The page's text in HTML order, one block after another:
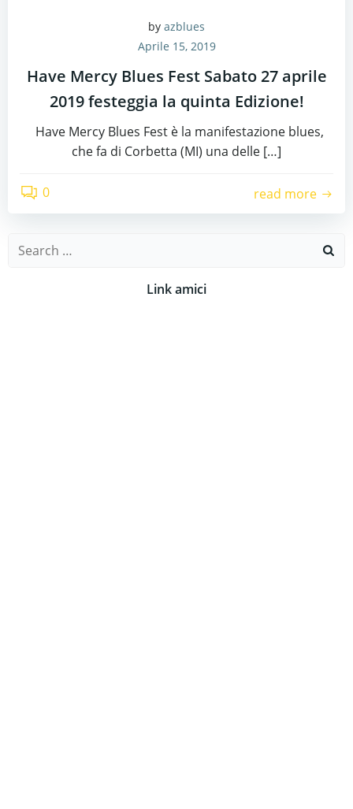
by azblues
Aprile 15, 2019
Have Mercy Blues Fest Sabato 27 aprile
2019 festeggia la quinta Edizione!
Have Mercy Blues Fest è la manifestazione blues,
che fa di Corbetta (MI) una delle […]
0 read more
Search
Link amici